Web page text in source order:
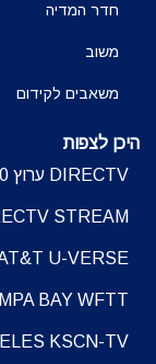
חדר המדיה
משוב
משאבים לקידום
היכן לצפות
DIRECTV ערוץ 320
STREAM
U-VERSE
BAY WFTT
KSCN-TV